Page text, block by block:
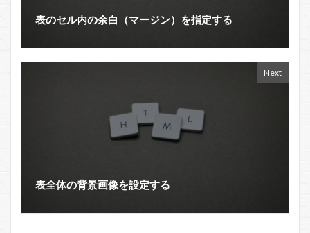
表のセル内の余白（マージン）を指定する
Next
表全体の背景画像を設定する